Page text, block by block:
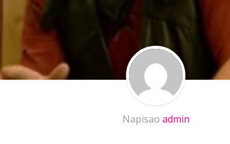
Napisao admin